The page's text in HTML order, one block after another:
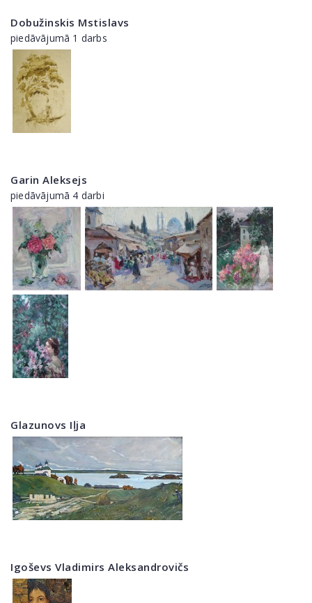
Dobužinskis Mstislavs
piedāvājumā 1 darbs
Garin Aleksejs
piedāvājumā 4 darbi
Glazunovs Iļja
Igoševs Vladimirs Aleksandrovičs